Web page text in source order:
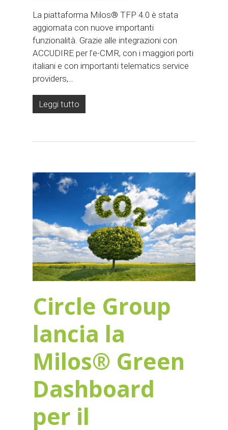
La piattaforma Milos® TFP 4.0 è stata
aggiornata con nuove importanti
funzionalità. Grazie alle integrazioni con
ACCUDIRE per l’e-CMR, con i maggiori porti
italiani e con importanti telematics service
providers,…
Leggi tutto
Circle Group
lancia la
Milos® Green
Dashboard
per il